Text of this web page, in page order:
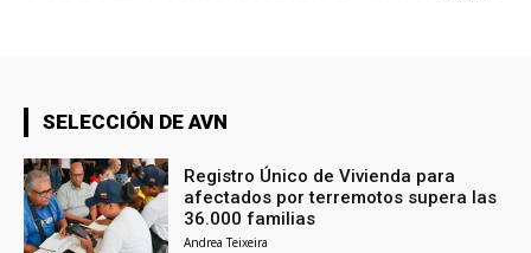
SELECCIÓN DE AVN
Registro Único de Vivienda para
afectados por terremotos supera las
36.000 familias
Andrea Teixeira